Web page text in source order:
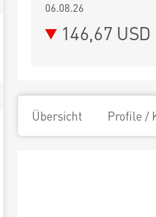
06.08.26
146,67 USD
Übersicht Profile /